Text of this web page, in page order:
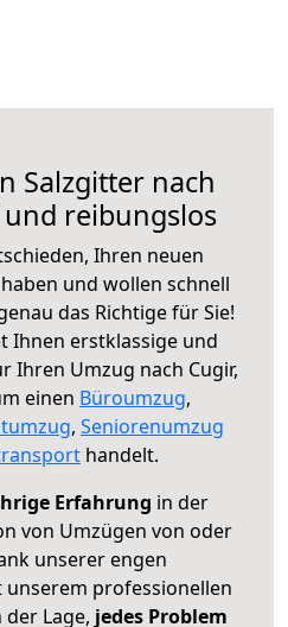
Salzgitter nach
reibungslos
Ihren neuen
und wollen schnell
das Richtige für Sie!
Ihnen erstklassige und
Ihren Umzug nach Cugir,
einen Büroumzug,
, Seniorenumzug
handelt.
Erfahrung in der
von Umzügen von oder
unserer engen
professionellen
Lage, jedes Problem